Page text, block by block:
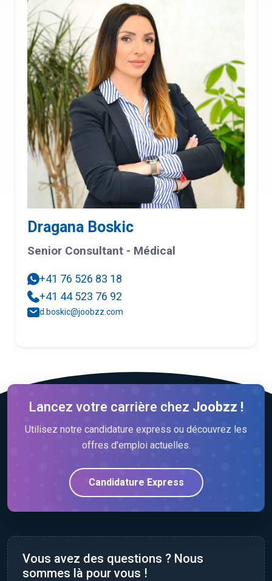
Dragana Boskic
Senior Consultant - Médical
+41 76 526 83 18
+41 44 523 76 92
d.boskic@joobzz.com
Lancez votre carrière chez Joobzz !
Utilisez notre candidature express ou découvrez les
offres d'emploi actuelles.
Candidature Express
Vous avez des questions ? Nous
sommes là pour vous !